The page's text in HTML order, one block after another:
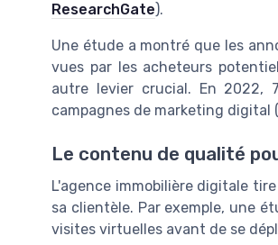
ResearchGate).
Une étude a montré que les
vues par les acheteurs
autre levier crucial. En 2022,
campagnes de marketing digital
Le contenu de qualité
L'agence immobilière digitale
sa clientèle. Par exemple, une
visites virtuelles avant de se